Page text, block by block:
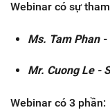
Webinar có sự
Ms. Tam Phan
Mr. Cuong Le -
Webinar có 3 phần: